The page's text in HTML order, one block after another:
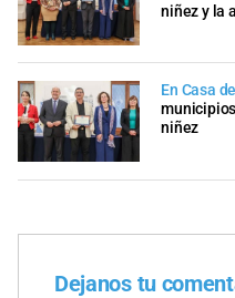
niñez y la
En Casa
niñez
Dejanos tu